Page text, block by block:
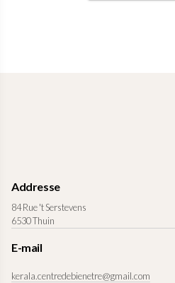
Addresse
84 Rue 't Serstevens
6530 Thuin
E-mail
kerala.centredebienetre@gmail.com